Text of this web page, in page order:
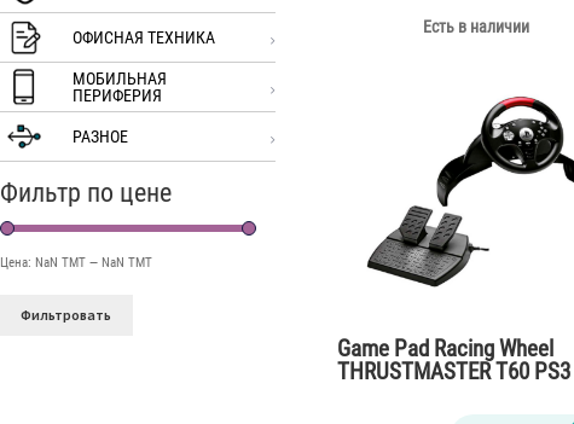
ОФИСНАЯ ТЕХНИКА
МОБИЛЬНАЯ
ПЕРИФЕРИЯ
РАЗНОЕ
Фильтр по цене
Цена: NaN TMT — NaN TMT
Фильтровать
Есть в наличии
Game Pad Racing Wheel
THRUSTMASTER T60 PS3